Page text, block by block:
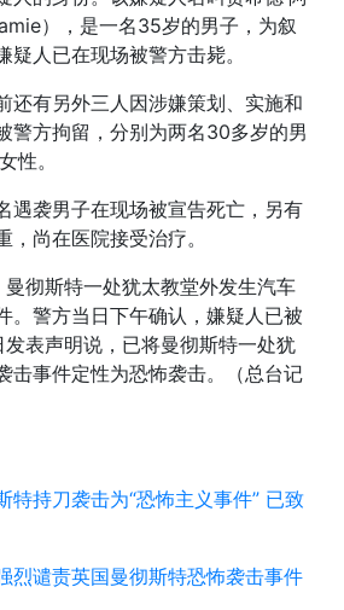
），是一名35岁的男子，为叙
疑人已在现场被警方击毙。
有另外三人因涉嫌策划、实施和
警方拘留，分别为两名30多岁的男
性。
袭男子在现场被宣告死亡，另有
，尚在医院接受治疗。
斯特一处犹太教堂外发生汽车
。警方当日下午确认，嫌疑人已被
表声明说，已将曼彻斯特一处犹
击事件定性为恐怖袭击。（总台记
特持刀袭击为“恐怖主义事件” 已致
烈谴责英国曼彻斯特恐怖袭击事件